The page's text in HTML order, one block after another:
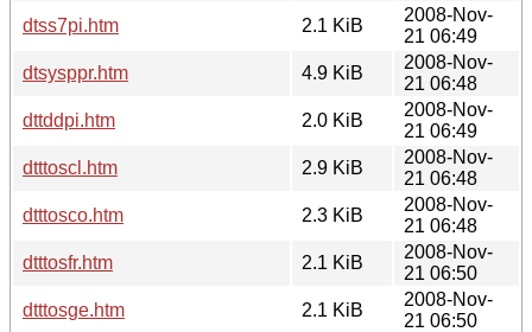
dtss7pi.htm
2.1 KiB
2008-Nov-
21 06:49
dtsysppr.htm
4.9 KiB
2008-Nov-
21 06:48
dttddpi.htm
2.0 KiB
2008-Nov-
21 06:49
dtttoscl.htm
2.9 KiB
2008-Nov-
21 06:48
dtttosco.htm
2.3 KiB
2008-Nov-
21 06:48
dtttosfr.htm
2.1 KiB
2008-Nov-
21 06:50
dtttosge.htm
2.1 KiB
2008-Nov-
21 06:50